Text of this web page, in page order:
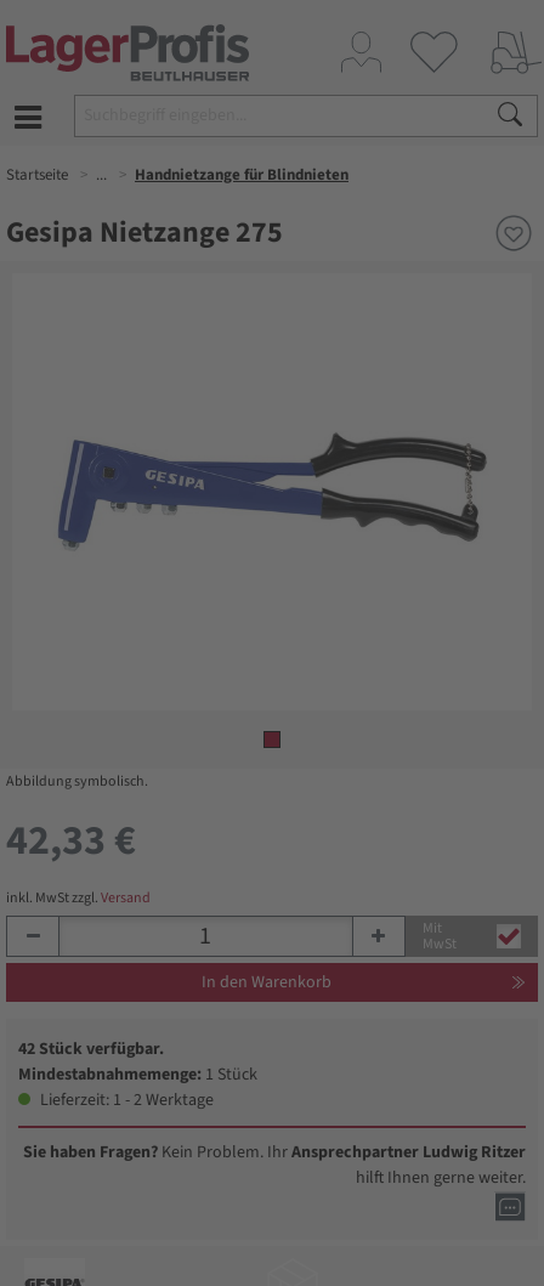
Startseite ... Handnietzange für Blindnieten
Gesipa Nietzange 275
Abbildung symbolisch.
42,33 €
inkl. MwSt zzgl.Versand
Mit
MwSt
In den Warenkorb
42 Stück verfügbar.
Mindestabnahmemenge: 1 Stück
Lieferzeit: 1 - 2 Werktage
Sie haben Fragen? Kein Problem. IhrAnsprechpartner Ludwig Ritzer
hilft Ihnen gerne weiter.